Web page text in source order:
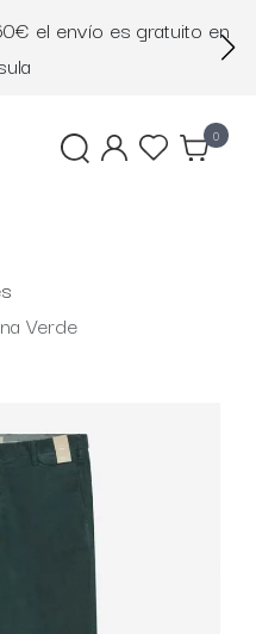
el envío es gratuito en
0
Verde